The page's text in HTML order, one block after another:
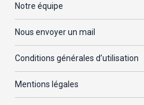
Notre équipe
Nous envoyer un mail
Conditions générales d’utilisation
Mentions légales